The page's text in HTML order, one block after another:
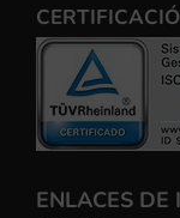
ENLACES DE